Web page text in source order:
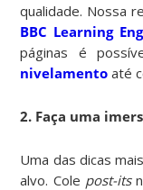
qualidade. Nossa
BBC Learning
páginas é
nivelamento até
2. Faça uma
Uma das dicas
alvo. Cole post-its